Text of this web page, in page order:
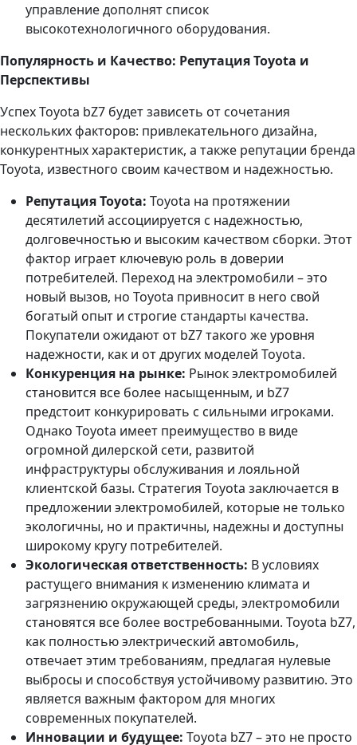
управление дополнят список
высокотехнологичного оборудования.
Популярность и Качество: Репутация Toyota и
Перспективы
Успех Toyota bZ7 будет зависеть от сочетания
нескольких факторов: привлекательного дизайна,
конкурентных характеристик, а также репутации бренда
Toyota, известного своим качеством и надежностью.
Репутация Toyota: Toyota на протяжении
десятилетий ассоциируется с надежностью,
долговечностью и высоким качеством сборки. Этот
фактор играет ключевую роль в доверии
потребителей. Переход на электромобили – это
новый вызов, но Toyota привносит в него свой
богатый опыт и строгие стандарты качества.
Покупатели ожидают от bZ7 такого же уровня
надежности, как и от других моделей Toyota.
Конкуренция на рынке: Рынок электромобилей
становится все более насыщенным, и bZ7
предстоит конкурировать с сильными игроками.
Однако Toyota имеет преимущество в виде
огромной дилерской сети, развитой
инфраструктуры обслуживания и лояльной
клиентской базы. Стратегия Toyota заключается в
предложении электромобилей, которые не только
экологичны, но и практичны, надежны и доступны
широкому кругу потребителей.
Экологическая ответственность: В условиях
растущего внимания к изменению климата и
загрязнению окружающей среды, электромобили
становятся все более востребованными. Toyota bZ7,
как полностью электрический автомобиль,
отвечает этим требованиям, предлагая нулевые
выбросы и способствуя устойчивому развитию. Это
является важным фактором для многих
современных покупателей.
Инновации и будущее: Toyota bZ7 – это не просто